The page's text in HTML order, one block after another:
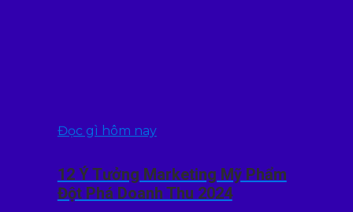
Đọc gì hôm nay
12 Ý Tưởng Marketing Mỹ Phẩm
Đột Phá Doanh Thu 2024